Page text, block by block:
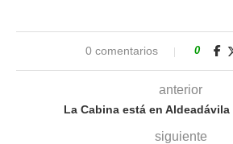
0 comentarios 0
anterior
La Cabina está en Aldeadávila
siguiente